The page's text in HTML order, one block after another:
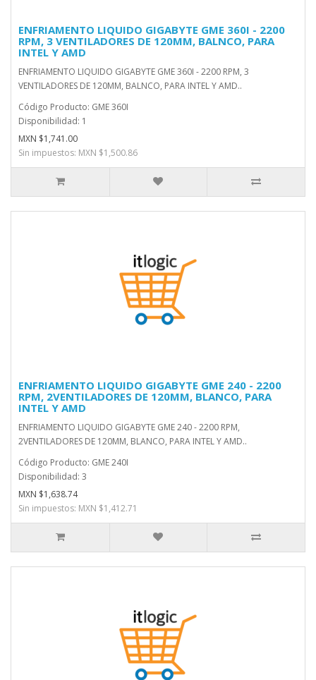
ENFRIAMENTO LIQUIDO GIGABYTE GME 360I - 2200
RPM, 3 VENTILADORES DE 120MM, BALNCO, PARA
INTEL Y AMD
ENFRIAMENTO LIQUIDO GIGABYTE GME 360I - 2200 RPM, 3
VENTILADORES DE 120MM, BALNCO, PARA INTEL Y AMD..
Código Producto: GME 360I
Disponibilidad: 1
MXN $1,741.00
Sin impuestos: MXN $1,500.86
ENFRIAMENTO LIQUIDO GIGABYTE GME 240 - 2200
RPM, 2VENTILADORES DE 120MM, BLANCO, PARA
INTEL Y AMD
ENFRIAMENTO LIQUIDO GIGABYTE GME 240 - 2200 RPM,
2VENTILADORES DE 120MM, BLANCO, PARA INTEL Y AMD..
Código Producto: GME 240I
Disponibilidad: 3
MXN $1,638.74
Sin impuestos: MXN $1,412.71